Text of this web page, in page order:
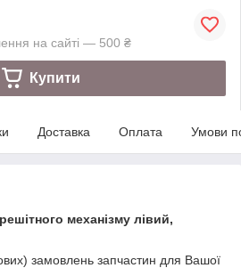
на сайті — 500 ₴
Купити
Доставка Оплата Умови
механізму лівий,
замовлень запчастин для Вашої